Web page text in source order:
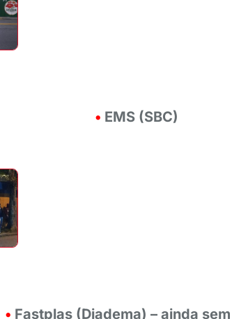
• EMS (SBC)
• Fastplas (Diadema) – ainda